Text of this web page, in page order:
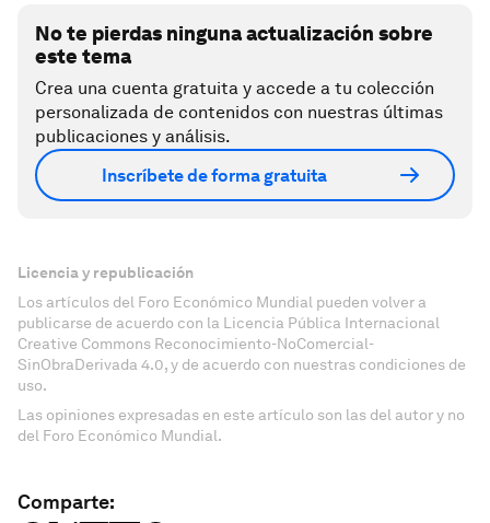
No te pierdas ninguna actualización sobre
este tema
Crea una cuenta gratuita y accede a tu colección
personalizada de contenidos con nuestras últimas
publicaciones y análisis.
Inscríbete de forma gratuita
Licencia y republicación
Los artículos del Foro Económico Mundial pueden volver a
publicarse de acuerdo con la Licencia Pública Internacional
Creative Commons Reconocimiento-NoComercial-
SinObraDerivada 4.0, y de acuerdo con nuestras condiciones de
uso.
Las opiniones expresadas en este artículo son las del autor y no
del Foro Económico Mundial.
Comparte: